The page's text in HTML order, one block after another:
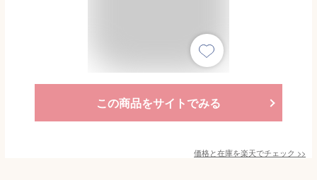
この商品をサイトでみる
価格と在庫を楽天でチェック >>